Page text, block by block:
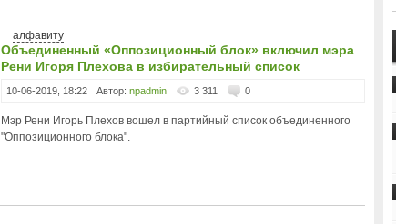
алфавиту
Объединенный «Оппозиционный блок» включил мэра
Рени Игоря Плехова в избирательный список
10-06-2019, 18:22 Автор: npadmin 3 311 0
Мэр Рени Игорь Плехов вошел в партийный список объединенного
"Оппозиционного блока".